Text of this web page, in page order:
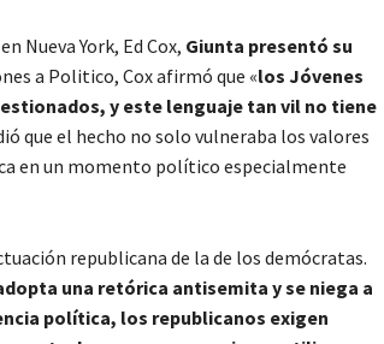
Nueva York, Ed Cox, Giunta presentó su
a Politico, Cox afirmó que «los Jóvenes
y este lenguaje tan vil no tiene
que el hecho no solo vulneraba los valores
en un momento político especialmente
republicana de la de los demócratas.
una retórica antisemita y se niega a
política, los republicanos exigen